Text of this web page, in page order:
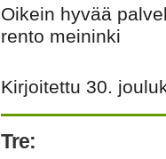
Oikein hyvää
rento meininki
Kirjoitettu 30.
Tre: